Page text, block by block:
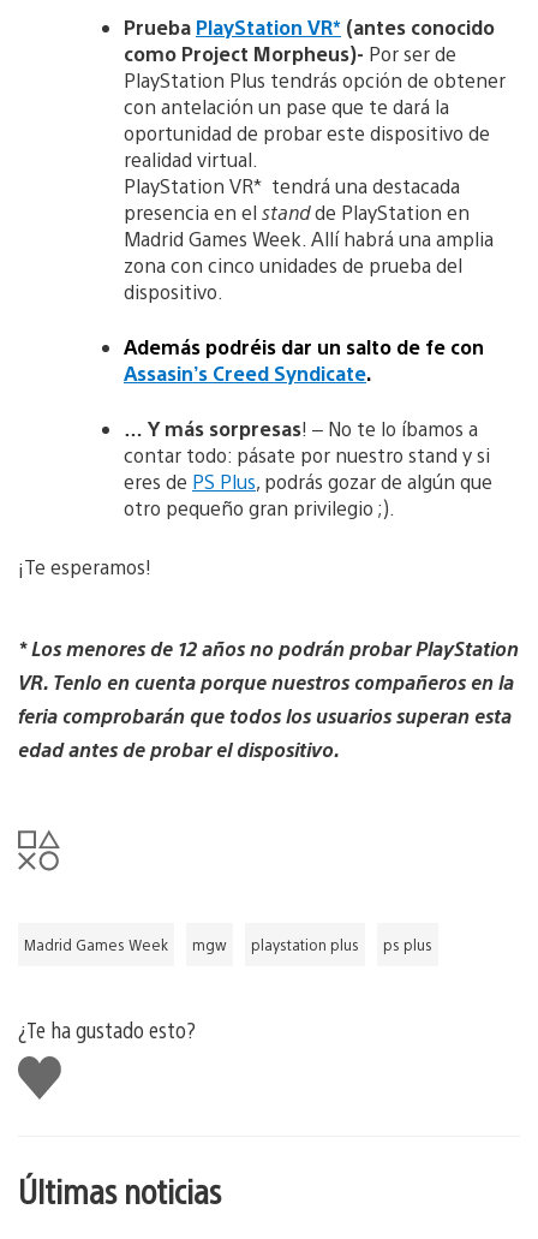
Prueba PlayStation VR* (antes conocido
como Project Morpheus)- Por ser de
PlayStation Plus tendrás opción de obtener
con antelación un pase que te dará la
oportunidad de probar este dispositivo de
realidad virtual.
PlayStation VR* tendrá una destacada
presencia en el standde PlayStation en
Madrid Games Week. Allí habrá una amplia
zona con cinco unidades de prueba del
dispositivo.
Además podréis dar un salto de fe con
Assasin’s Creed Syndicate.
… Y más sorpresas! – No te lo íbamos a
contar todo: pásate por nuestro stand y si
eres de PS Plus, podrás gozar de algún que
otro pequeño gran privilegio ;).
¡Te esperamos!
* Los menores de 12 años no podrán probar PlayStation
VR. Tenlo en cuenta porque nuestros compañeros en la
feria comprobarán que todos los usuarios superan esta
edad antes de probar el dispositivo.
Madrid Games Week mgw playstation plus ps plus
¿Te ha gustado esto?
Me
gusta
Últimas noticias